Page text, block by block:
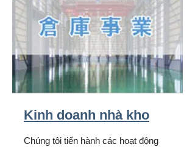
Kinh doanh nhà kho
Chúng tôi tiến hành các hoạt động